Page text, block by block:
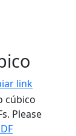
link
cúbico
Please